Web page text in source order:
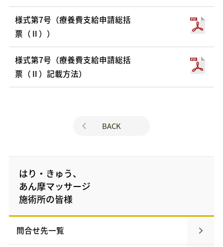
様式第7号（療養費支給申請総括
票（Ⅱ））
様式第7号（療養費支給申請総括
票（Ⅱ）記載方法）
BACK
はり・きゅう、
あん摩マッサージ
施術所の皆様
問合せ先一覧